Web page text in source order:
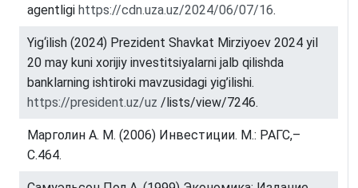
agentligi https://cdn.uza.uz/2024/06/07/16.
Yig‘ilish (2024) Prezident Shavkat Mirziyoev 2024 yil
20 may kuni xorijiy investitsiyalarni jalb qilishda
banklarning ishtiroki mavzusidagi yig’ilishi.
https://president.uz/uz /lists/view/7246.
Марголин А. М. (2006) Инвестиции. М.: РАГС,–
С.464.